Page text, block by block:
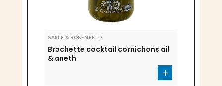
SABLE & ROSENFELD
Brochette cocktail cornichons ail
& aneth